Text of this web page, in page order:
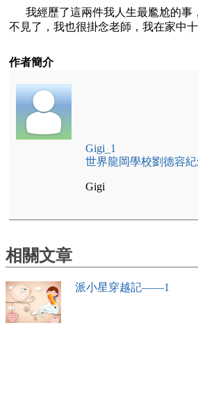
我經歷了這兩件我人生最尷尬的事
不見了，我也很掛念老師，我在家中十
作者簡介
Gigi_1
世界龍岡學校劉德容
Gigi
相關文章
派小星穿越記——1